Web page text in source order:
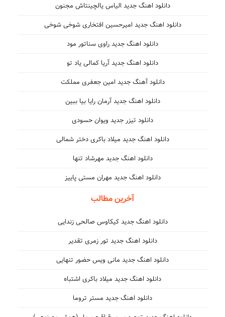
دانلود اهنگ جدید الیاس یالچینتاش مجنون
دانلود اهنگ جدید امیرحسین افتخاری شوخی شوخی
دانلود اهنگ جدید راوی سناتور مود
دانلود اهنگ جدید آریا کمالی یاد تو
دانلود آهنگ جدید امین جعفری مملکت
دانلود اهنگ جدید آرمان رایا بیا ببین
دانلود تیزر جدید ویوان حسودی
دانلود اهنگ جدید میلاد باکری دختر شمالی
دانلود اهنگ جدید مهرشاد تنها
دانلود اهنگ جدید مهران مستی پاییز
آخرین مطالب
دانلود اهنگ جدید کیکاوس صالحی زندایی
دانلود اهنگ جدید تور زمری تقدیر
دانلود اهنگ جدید مانی ویس حضور تنهایی
دانلود اهنگ جدید میلاد باکری اشتباه
دانلود اهنگ جدید مستر تروما